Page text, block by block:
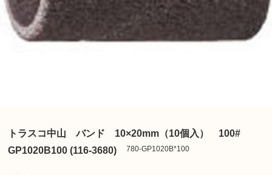
トラスコ中山 バンド 10×20mm（10個入） 100#
GP1020B100 (116-3680)
780-GP1020B*100